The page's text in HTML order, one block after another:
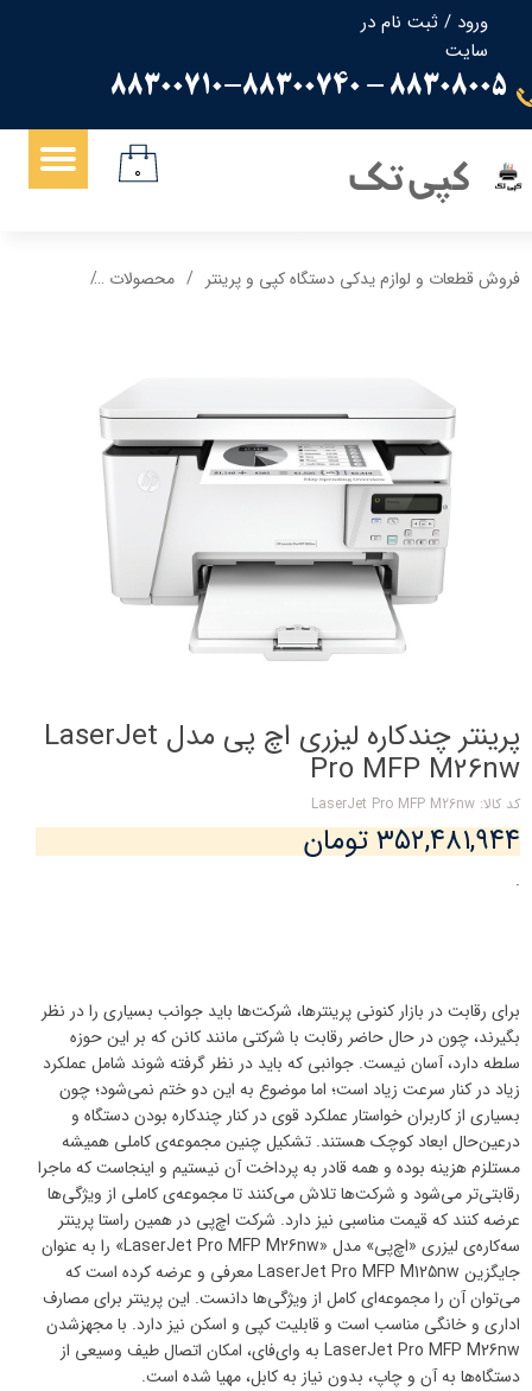
ورود / ثبت نام در
سایت
حساب کاربری من
تغییر گذر واژه
سفارشات
88308005 - 88300710-88300740
کپی تک ۰
فروش قطعات و لوازم یدکی دستگاه کپی و پرینتر محصولات
پرینتر چندکاره لیزری اچ پی مدل LaserJet
Pro MFP M26nw
کد کالا: LaserJet Pro MFP M26nw
۳۵۲,۴۸۱,۹۴۴ تومان
.
برای رقابت در بازار کنونی پرینترها، شرکت‌ها باید جوانب بسیاری را در نظر
بگیرند، چون در حال حاضر رقابت با شرکتی مانند کانن که بر این حوزه
سلطه دارد، آسان نیست. جوانبی که باید در نظر گرفته شوند شامل عملکرد
زیاد در کنار سرعت زیاد است؛ اما موضوع به این دو ختم نمی‌شود؛ چون
بسیاری از کاربران خواستار عملکرد قوی در کنار چندکاره بودن دستگاه و
درعین‌حال ابعاد کوچک هستند. تشکیل چنین مجموعه‌ی کاملی همیشه
مستلزم هزینه بوده و همه قادر به پرداخت آن نیستیم و اینجاست که ماجرا
رقابتی‌تر می‌شود و شرکت‌ها تلاش می‌کنند تا مجموعه‌ی کاملی از ویژگی‌ها
عرضه کنند که قیمت مناسبی نیز دارد. شرکت اچ‌پی در همین راستا پرینتر
سه‌کاره‌ی لیزری «اچ‌پی» مدل «LaserJet Pro MFP M26nw» را به عنوان
جایگزین LaserJet Pro MFP M125nw معرفی و عرضه کرده است که
می‌توان آن را مجموعه‌ای کامل از ویژگی‌ها دانست. این پرینتر برای مصارف
اداری و خانگی مناسب است و قابلیت کپی و اسکن نیز دارد. با مجهزشدن
LaserJet Pro MFP M26nw به وای‌فای، امکان اتصال طیف وسیعی از
دستگاه‌ها به آن و چاپ، بدون نیاز به کابل، مهیا شده است.